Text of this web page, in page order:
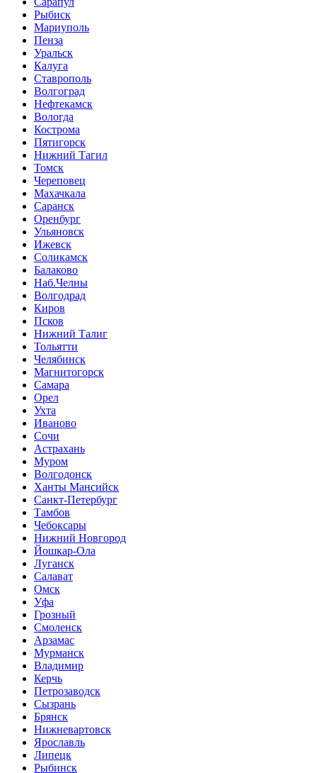
Рыбиск
Мариуполь
Пенза
Уральск
Калуга
Ставрополь
Волгоград
Нефтекамск
Вологда
Кострома
Пятигорск
Нижний Тагил
Томск
Череповец
Махачкала
Саранск
Оренбург
Ульяновск
Ижевск
Соликамск
Балаково
Наб.Челны
Волгодрад
Киров
Псков
Нижний Талиг
Тольятти
Челябинск
Магнитогорск
Самара
Орел
Ухта
Иваново
Сочи
Астрахань
Муром
Волгодонск
Ханты Мансийск
Санкт-Петербург
Тамбов
Чебоксары
Нижний Новгород
Йошкар-Ола
Луганск
Салават
Омск
Уфа
Грозный
Смоленск
Арзамас
Мурманск
Владимир
Керчь
Петрозаводск
Сызрань
Брянск
Нижневартовск
Ярославль
Липецк
Рыбинск